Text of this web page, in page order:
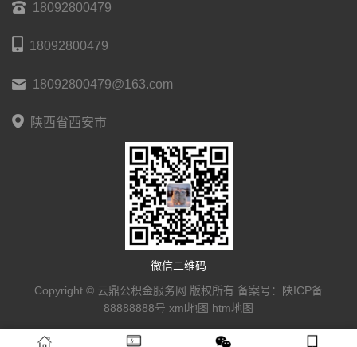
18092800479
18092800479
18092800479@163.com
陕西省西安市
微信二维码
Copyright © 云鼎公积金服务网 版权所有 备案号：
陕ICP备
88888888号 xml地图 htm地图